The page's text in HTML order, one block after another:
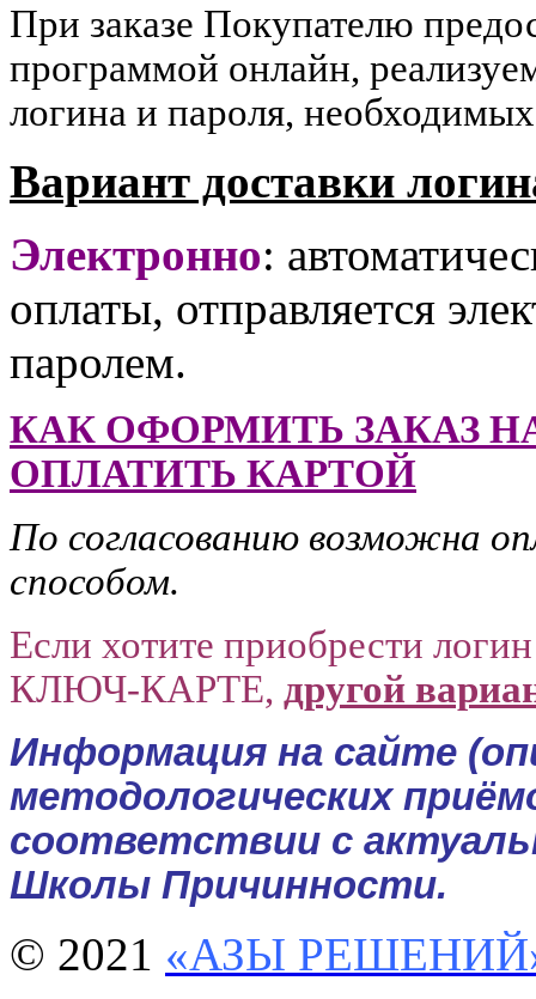
При заказе Покупателю
программой онлайн,
логина и пароля,
Вариант доставки
Электронно:
оплаты, отправляется
паролем.
КАК ОФОРМИТЬ ЗАКАЗ
ОПЛАТИТЬ КАРТОЙ
По согласованию возможна
способом.
Если хотите приобрести
КЛЮЧ-КАРТЕ, другой
Информация на сайте
методологических
соответствии с
Школы Причинности.
© 2021 «АЗЫ